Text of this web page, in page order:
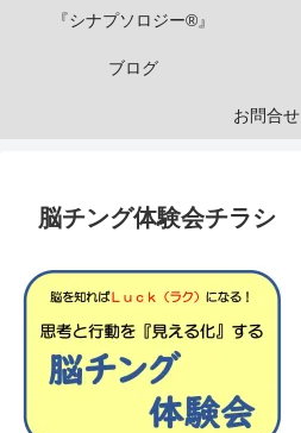
『シナプソロジー®』
ブログ
お問合せ
脳チング体験会チラシ